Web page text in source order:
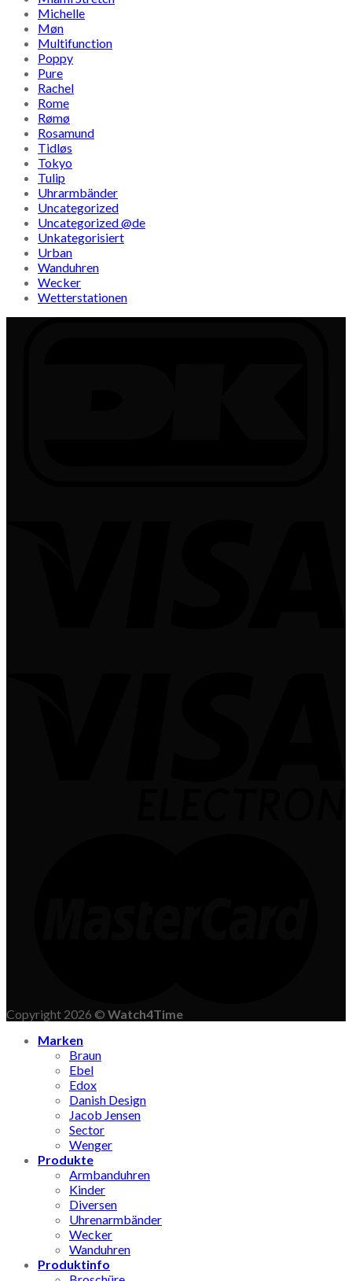
Michelle
Møn
Multifunction
Poppy
Pure
Rachel
Rome
Rømø
Rosamund
Tidløs
Tokyo
Tulip
Uhrarmbänder
Uncategorized
Uncategorized @de
Unkategorisiert
Urban
Wanduhren
Wecker
Wetterstationen
Copyright 2026 © Watch4Time
Marken
Braun
Ebel
Edox
Danish Design
Jacob Jensen
Sector
Wenger
Produkte
Armbanduhren
Kinder
Diversen
Uhrenarmbänder
Wecker
Wanduhren
Produktinfo